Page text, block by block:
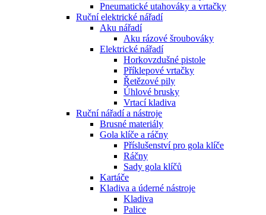
Pneumatické utahováky a vrtačky
Ruční elektrické nářadí
Aku nářadí
Aku rázové šroubováky
Elektrické nářadí
Horkovzdušné pistole
Příklepové vrtačky
Řetězové pily
Úhlové brusky
Vrtací kladiva
Ruční nářadí a nástroje
Brusné materiály
Gola klíče a ráčny
Příslušenství pro gola klíče
Ráčny
Sady gola klíčů
Kartáče
Kladiva a úderné nástroje
Kladiva
Palice